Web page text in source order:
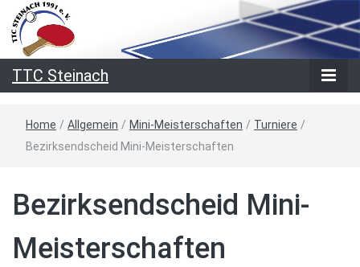
TTC Steinach
Home / Allgemein / Mini-Meisterschaften / Turniere /
Bezirksendscheid Mini-Meisterschaften
Bezirksendscheid Mini-
Meisterschaften